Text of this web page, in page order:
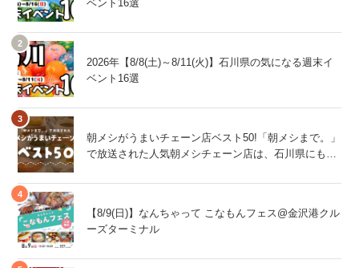
ベント16選
2026年【8/8(土)～8/11(火)】石川県の気になる週末イ
ベント16選
朝メシがうまいチェーン店ベスト50!「朝メシまで。」
で放送された人気朝メシチェーン店は、石川県にもあ
【8/9(日)】なんちゃって こなもんフェス@金沢港クル
ーズターミナル